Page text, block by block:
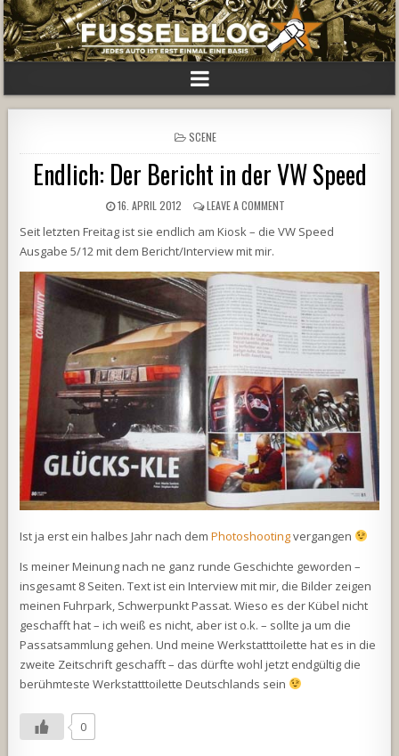
POSTED
IN
SCENE
Endlich: Der Bericht in der VW Speed
16. APRIL 2012 LEAVE A COMMENT
Seit letzten Freitag ist sie endlich am Kiosk – die VW Speed
Ausgabe 5/12 mit dem Bericht/Interview mit mir.
Ist ja erst ein halbes Jahr nach demPhotoshootingvergangen
Is meiner Meinung nach ne ganz runde Geschichte geworden –
insgesamt 8 Seiten. Text ist ein Interview mit mir, die Bilder zeigen
meinen Fuhrpark, Schwerpunkt Passat. Wieso es der Kübel nicht
geschafft hat – ich weiß es nicht, aber ist o.k. – sollte ja um die
Passatsammlung gehen. Und meine Werkstatttoilette hat es in die
zweite Zeitschrift geschafft – das dürfte wohl jetzt endgültig die
berühmteste Werkstatttoilette Deutschlands sein
0